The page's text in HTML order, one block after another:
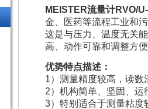
MEISTER流量计RVO/
金、医药等流程工业和
这是与压力、温度无关
高、动作可靠和调整方
优势特点描述：
1）测量精度较高，读数
2）机构简单、坚固、运
3）特别适合于测量粘度